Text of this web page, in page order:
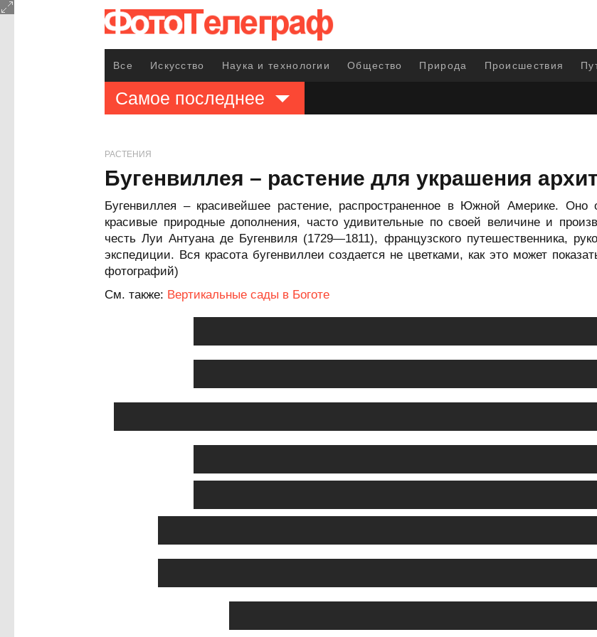
Все Искусство Наука и технологии Общество Природа Происшествия
Самое последнее
РАСТЕНИЯ
Бугенвиллея – растение для украшения
Бугенвиллея – красивейшее растение, распространенное в Южной Америке. Оно
красивые природные дополнения, часто удивительные по своей величине и
честь Луи Антуана де Бугенвиля (1729—1811), французского путешественника,
экспедиции. Вся красота бугенвиллеи создается не цветками, как это может
фотографий)
См. также: Вертикальные сады в Боготе